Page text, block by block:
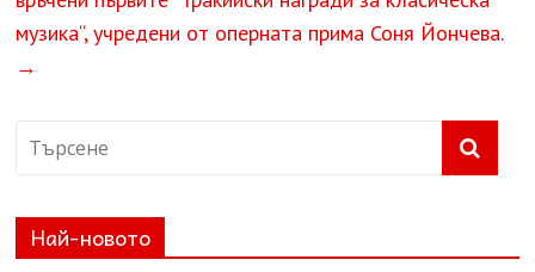
музика“, учредени от оперната прима Соня Йончева.
→
Най-новото